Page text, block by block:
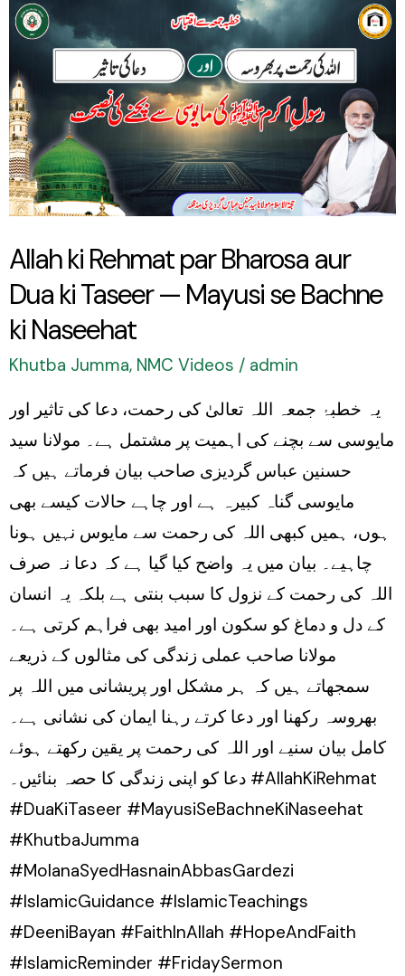
Allah ki Rehmat par Bharosa aur
Dua ki Taseer — Mayusi se Bachne
ki Naseehat
Khutba Jumma, NMC Videos / admin
یہ خطبۂ جمعہ اللہ تعالیٰ کی رحمت، دعا کی تاثیر اور
مایوسی سے بچنے کی اہمیت پر مشتمل ہے۔ مولانا سید
حسنین عباس گردیزی صاحب بیان فرماتے ہیں کہ
مایوسی گناہ کبیرہ ہے اور چاہے حالات کیسے بھی
ہوں، ہمیں کبھی اللہ کی رحمت سے مایوس نہیں ہونا
چاہیے۔ بیان میں یہ واضح کیا گیا ہے کہ دعا نہ صرف
اللہ کی رحمت کے نزول کا سبب بنتی ہے بلکہ یہ انسان
کے دل و دماغ کو سکون اور امید بھی فراہم کرتی ہے۔
مولانا صاحب عملی زندگی کی مثالوں کے ذریعے
سمجھاتے ہیں کہ ہر مشکل اور پریشانی میں اللہ پر
بھروسہ رکھنا اور دعا کرتے رہنا ایمان کی نشانی ہے۔
کامل بیان سنیے اور اللہ کی رحمت پر یقین رکھتے ہوئے
دعا کو اپنی زندگی کا حصہ بنائیں۔ #AllahKiRehmat
#DuaKiTaseer #MayusiSeBachneKiNaseehat
#KhutbaJumma
#MolanaSyedHasnainAbbasGardezi
#IslamicGuidance #IslamicTeachings
#DeeniBayan #FaithInAllah #HopeAndFaith
#IslamicReminder #FridaySermon
Allah
Rehmat
par
Bharosa
aur
Dua
Taseer
—
Mayusi
ki
Naseehat